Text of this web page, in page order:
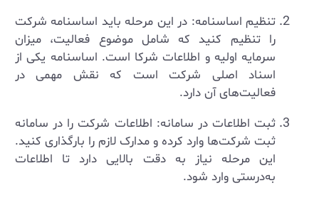
تنظیم اساسنامه: در این مرحله باید اساسنامه شرکت
را تنظیم کنید که شامل موضوع فعالیت، میزان
سرمایه اولیه و اطلاعات شرکا است. اساسنامه یکی از
اسناد اصلی شرکت است که نقش مهمی در
فعالیت‌های آن دارد.
ثبت اطلاعات در سامانه: اطلاعات شرکت را در سامانه
ثبت شرکت‌ها وارد کرده و مدارک لازم را بارگذاری کنید.
این مرحله نیاز به دقت بالایی دارد تا اطلاعات
به‌درستی وارد شود.